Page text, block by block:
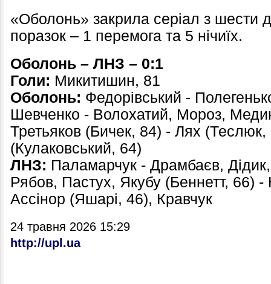
«Оболонь» закрила серіал з шести
поразок – 1 перемога та 5 нічиїх.
Оболонь – ЛНЗ – 0:1
Голи: Микитишин, 81
Оболонь: Федорівський -
Шевченко - Волохатий, Мороз,
Третьяков (Бичек, 84) - Лях
(Кулаковський, 64)
ЛНЗ: Паламарчук - Драмбаєв,
Рябов, Пастух, Якубу (Беннетт, 66)
Ассінор (Яшарі, 46), Кравчук
24 травня 2026 15:29
http://upl.ua